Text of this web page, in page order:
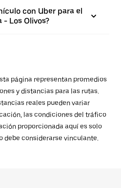
con Uber para el
Los Olivos?
página representan promedios
y distancias para las rutas.
reales pueden variar
las condiciones del tráfico
proporcionada aquí es solo
debe considerarse vinculante.